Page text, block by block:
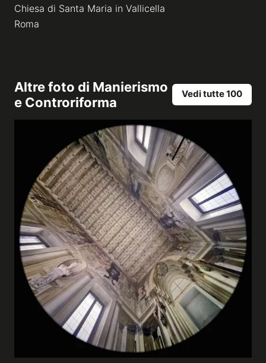
Chiesa di Santa Maria in Vallicella
Roma
Altre foto di Manierismo
e Controriforma
Vedi tutte 100